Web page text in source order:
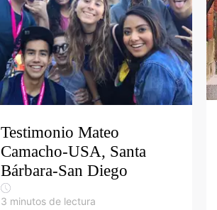
Testimonio Mateo
Camacho-USA, Santa
Bárbara-San Diego
3 minutos de lectura